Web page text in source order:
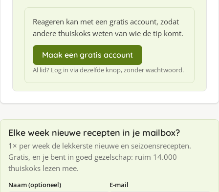
Reageren kan met een gratis account, zodat
andere thuiskoks weten van wie de tip komt.
Maak een gratis account
Al lid? Log in via dezelfde knop, zonder wachtwoord.
Elke week nieuwe recepten in je mailbox?
1× per week de lekkerste nieuwe en seizoensrecepten.
Gratis, en je bent in goed gezelschap: ruim 14.000
thuiskoks lezen mee.
Naam (optioneel) E-mail